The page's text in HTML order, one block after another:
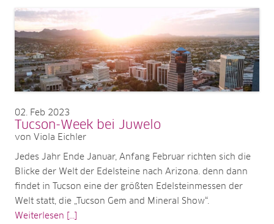
02 Feb 2023
Tucson-Week bei Juwelo
von Viola Eichler
Jedes Jahr Ende Januar, Anfang Februar richten sich die
Blicke der Welt der Edelsteine nach Arizona. denn dann
findet in Tucson eine der größten Edelsteinmessen der
Welt statt, die „Tucson Gem and Mineral Show“.
Weiterlesen [...]